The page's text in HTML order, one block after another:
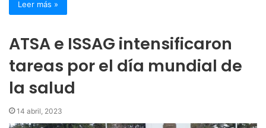
Leer más »
ATSA e ISSAG intensificaron
tareas por el día mundial de
la salud
14 abril, 2023